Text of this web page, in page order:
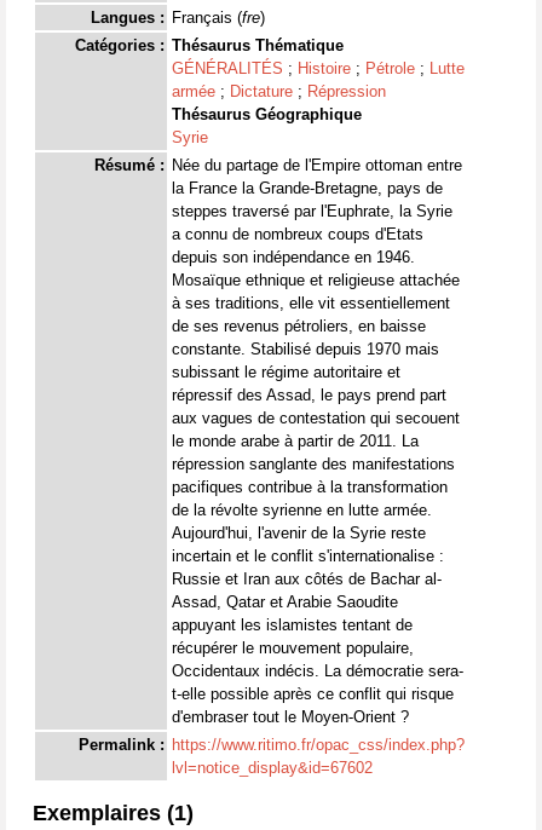
Langues : Français (fre)
Catégories : Thésaurus Thématique
GÉNÉRALITÉS ; Histoire ; Pétrole ; Lutte
armée ; Dictature ; Répression
Thésaurus Géographique
Syrie
Résumé : Née du partage de l'Empire ottoman entre
la France la Grande-Bretagne, pays de
steppes traversé par l'Euphrate, la Syrie
a connu de nombreux coups d'Etats
depuis son indépendance en 1946.
Mosaïque ethnique et religieuse attachée
à ses traditions, elle vit essentiellement
de ses revenus pétroliers, en baisse
constante. Stabilisé depuis 1970 mais
subissant le régime autoritaire et
répressif des Assad, le pays prend part
aux vagues de contestation qui secouent
le monde arabe à partir de 2011. La
répression sanglante des manifestations
pacifiques contribue à la transformation
de la révolte syrienne en lutte armée.
Aujourd'hui, l'avenir de la Syrie reste
incertain et le conflit s'internationalise :
Russie et Iran aux côtés de Bachar al-
Assad, Qatar et Arabie Saoudite
appuyant les islamistes tentant de
récupérer le mouvement populaire,
Occidentaux indécis. La démocratie sera-
t-elle possible après ce conflit qui risque
d'embraser tout le Moyen-Orient ?
Permalink : https://www.ritimo.fr/opac_css/index.php?
lvl=notice_display&id=67602
Exemplaires (1)